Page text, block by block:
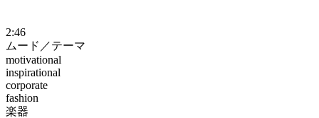
2:46
ムード／テーマ
motivational
inspirational
corporate
fashion
楽器